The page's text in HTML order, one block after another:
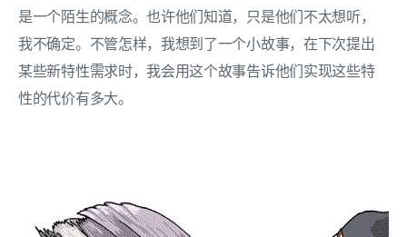
是一个陌生的概念。也许他们知道，只是他们不太想听，
我不确定。不管怎样，我想到了一个小故事，在下次提出
某些新特性需求时，我会用这个故事告诉他们实现这些特
性的代价有多大。